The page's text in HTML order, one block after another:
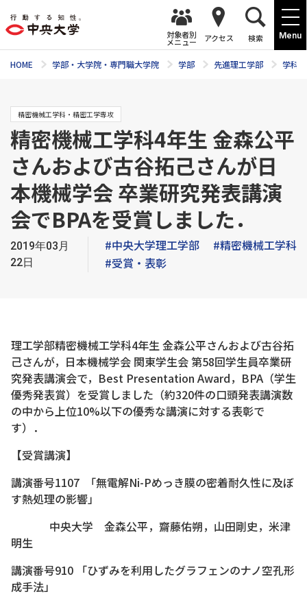
Menu
対象者別
メニュー アクセス 検索
HOME 学部・大学院・専門職大学院 学部 先進理工学部 学科
精密機械工学科・精密工学専攻
精密機械工学科4年生 金森公平
さんおよび古谷拓己さんが日
本機械学会 卒業研究発表講演
会でBPAを受賞しました．
2019年03月
22日
#中央大学理工学部
#精密機械工学科
#受賞・表彰
理工学部精密機械工学科4年生 金森公平さんおよび古谷拓
己さんが，日本機械学会 関東学生会 第58回学生員卒業研
究発表講演会で，Best Presentation Award，BPA（学生
優秀発表賞）を受賞しました（約320件の口頭発表講演数
の中から上位10%以下の優秀な講演に対する表彰で
す）．
【受賞講演】
講演番号1107 「無電解Ni-Pめっき膜の密着耐久性に及ぼ
す熱処理の影響」
中央大学 金森公平，齋藤佑朔，山田剛史，米津
明生
講演番号910 「ひずみを利用したグラフェンのナノ空孔形
成手法」